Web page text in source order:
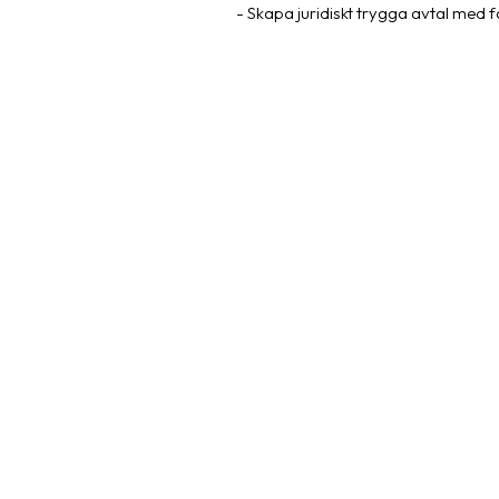
- Skapa juridiskt trygga avtal med